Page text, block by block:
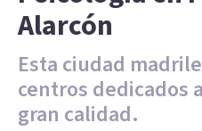
Alarcón
Esta ciudad
centros dedicados
gran calidad.